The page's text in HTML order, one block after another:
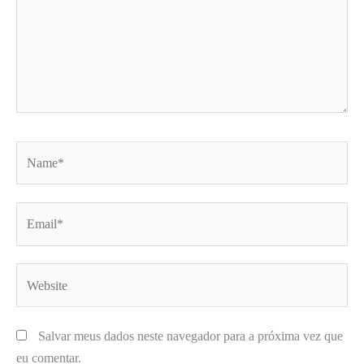
Salvar meus dados neste navegador para a próxima vez que
eu comentar.